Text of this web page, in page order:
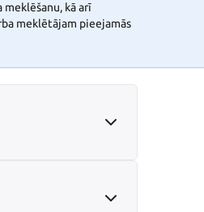
kā arī
meklētājam pieejamās